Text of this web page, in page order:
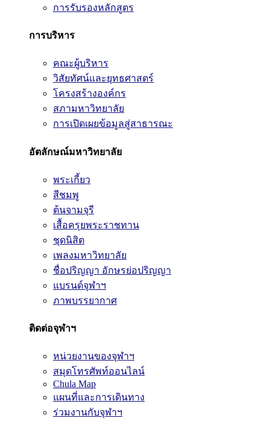
การรับรองหลักสูตร
การบริหาร
คณะผู้บริหาร
วิสัยทัศน์และยุทธศาสตร์
โครงสร้างองค์กร
สภามหาวิทยาลัย
การเปิดเผยข้อมูลสู่สาธารณะ
อัตลักษณ์มหาวิทยาลัย
พระเกี้ยว
สีชมพู
ต้นจามจุรี
เสื้อครุยพระราชทาน
ชุดนิสิต
เพลงมหาวิทยาลัย
ชื่อปริญญา อักษรย่อปริญญา
แบรนด์จุฬาฯ
ภาพบรรยากาศ
ติดต่อจุฬาฯ
หน่วยงานของจุฬาฯ
สมุดโทรศัพท์ออนไลน์
Chula Map
แผนที่และการเดินทาง
ร่วมงานกับจุฬาฯ